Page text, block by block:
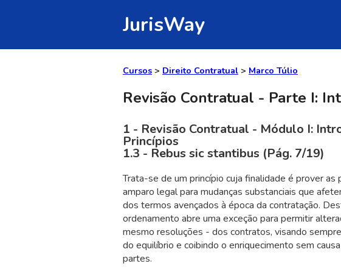
JurisWay
Cursos > Direito Contratual > Marco Túlio
Revisão Contratual - Parte I:
1 - Revisão Contratual - Módulo I:
Princípios
1.3 - Rebus sic stantibus (Pág. 7/19)
Trata-se de um princípio cuja finalidade é prover as
amparo legal para mudanças substanciais que
dos termos avençados à época da contratação.
ordenamento abre uma exceção para permitir
mesmo resoluções - dos contratos, visando
do equilíbrio e coibindo o enriquecimento sem
partes.